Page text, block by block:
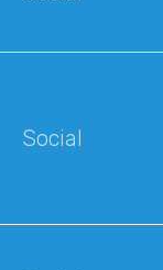
Social